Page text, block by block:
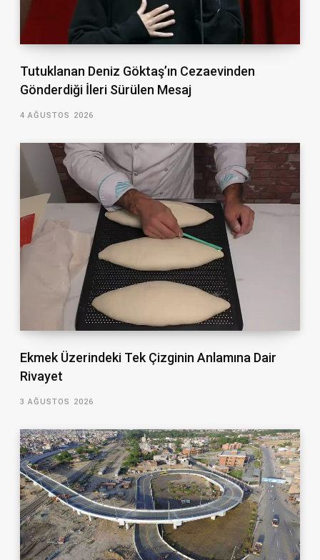
Tutuklanan Deniz Göktaş’ın Cezaevinden
Gönderdiği İleri Sürülen Mesaj
4 AĞUSTOS 2026
Ekmek Üzerindeki Tek Çizginin Anlamına Dair
Rivayet
3 AĞUSTOS 2026